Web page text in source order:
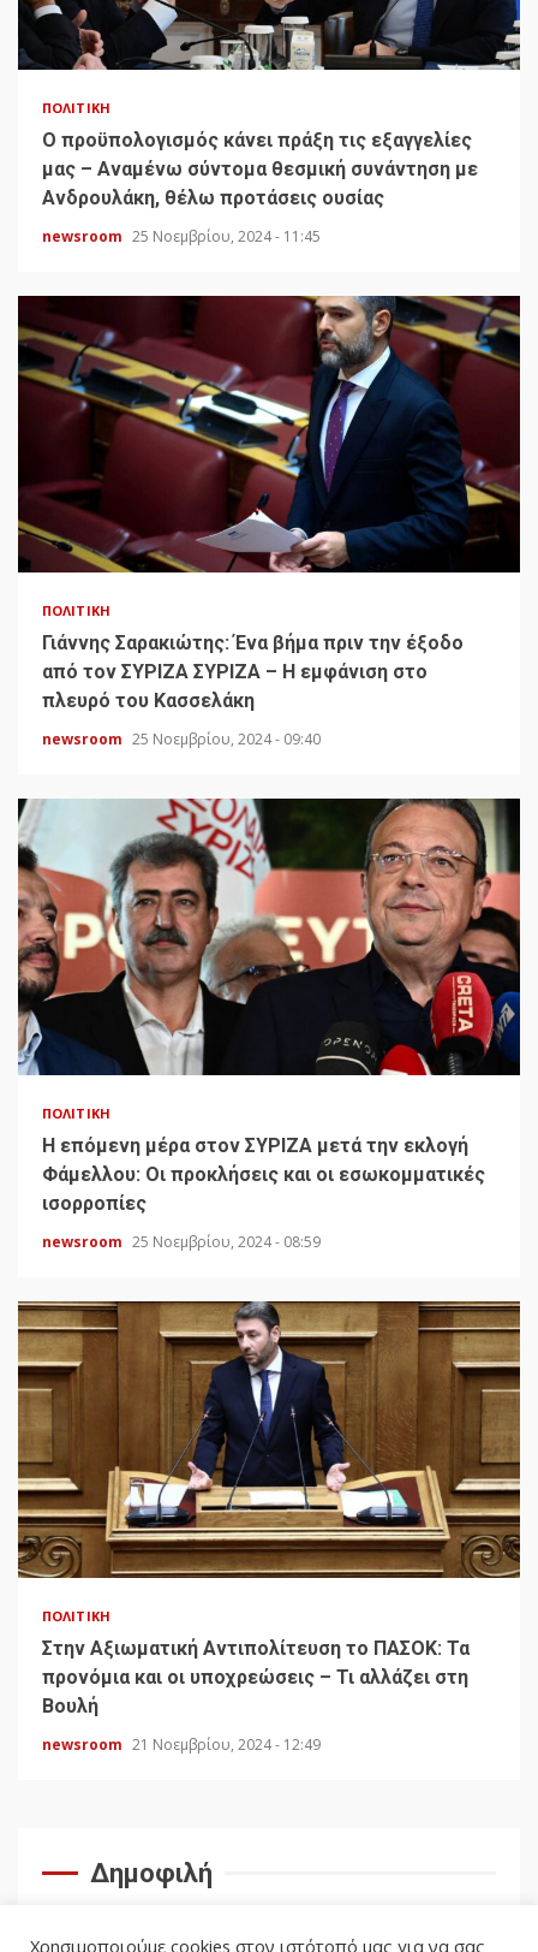
ΠΟΛΙΤΙΚΉ
Ο προϋπολογισμός κάνει πράξη τις εξαγγελίες
μας – Αναμένω σύντομα θεσμική συνάντηση με
Ανδρουλάκη, θέλω προτάσεις ουσίας
newsroom 25 Νοεμβρίου, 2024 - 11:45
ΠΟΛΙΤΙΚΉ
Γιάννης Σαρακιώτης: Ένα βήμα πριν την έξοδο
από τον ΣΥΡΙΖΑ ΣΥΡΙΖΑ – Η εμφάνιση στο
πλευρό του Κασσελάκη
newsroom 25 Νοεμβρίου, 2024 - 09:40
ΠΟΛΙΤΙΚΉ
H επόμενη μέρα στον ΣΥΡΙΖΑ μετά την εκλογή
Φάμελλου: Οι προκλήσεις και οι εσωκομματικές
ισορροπίες
newsroom 25 Νοεμβρίου, 2024 - 08:59
ΠΟΛΙΤΙΚΉ
Στην Αξιωματική Αντιπολίτευση το ΠΑΣΟΚ: Τα
προνόμια και οι υποχρεώσεις – Τι αλλάζει στη
Βουλή
newsroom 21 Νοεμβρίου, 2024 - 12:49
Δημοφιλή
Χρησιμοποιούμε cookies στον ιστότοπό μας για να σας